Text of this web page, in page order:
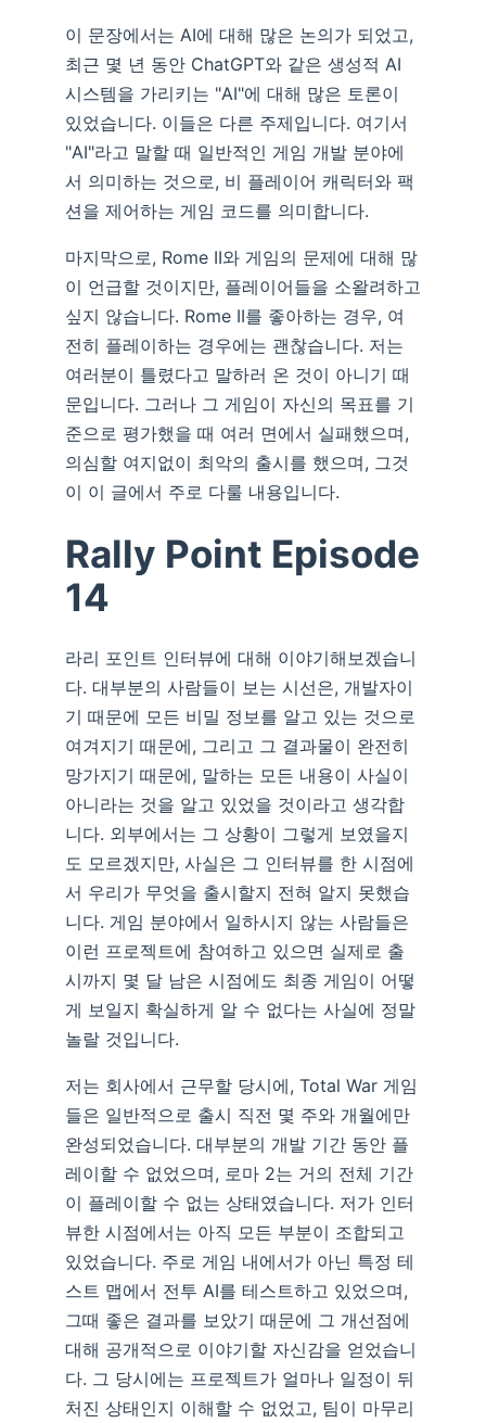
이 문장에서는 AI에 대해 많은 논의가 되었고,
최근 몇 년 동안 ChatGPT와 같은 생성적 AI
시스템을 가리키는 "AI"에 대해 많은 토론이
있었습니다. 이들은 다른 주제입니다. 여기서
"AI"라고 말할 때 일반적인 게임 개발 분야에
서 의미하는 것으로, 비 플레이어 캐릭터와 팩
션을 제어하는 게임 코드를 의미합니다.
마지막으로, Rome II와 게임의 문제에 대해 많
이 언급할 것이지만, 플레이어들을 소왈려하고
싶지 않습니다. Rome II를 좋아하는 경우, 여
전히 플레이하는 경우에는 괜찮습니다. 저는
여러분이 틀렸다고 말하러 온 것이 아니기 때
문입니다. 그러나 그 게임이 자신의 목표를 기
준으로 평가했을 때 여러 면에서 실패했으며,
의심할 여지없이 최악의 출시를 했으며, 그것
이 이 글에서 주로 다룰 내용입니다.
Rally Point Episode
14
라리 포인트 인터뷰에 대해 이야기해보겠습니
다. 대부분의 사람들이 보는 시선은, 개발자이
기 때문에 모든 비밀 정보를 알고 있는 것으로
여겨지기 때문에, 그리고 그 결과물이 완전히
망가지기 때문에, 말하는 모든 내용이 사실이
아니라는 것을 알고 있었을 것이라고 생각합
니다. 외부에서는 그 상황이 그렇게 보였을지
도 모르겠지만, 사실은 그 인터뷰를 한 시점에
서 우리가 무엇을 출시할지 전혀 알지 못했습
니다. 게임 분야에서 일하시지 않는 사람들은
이런 프로젝트에 참여하고 있으면 실제로 출
시까지 몇 달 남은 시점에도 최종 게임이 어떻
게 보일지 확실하게 알 수 없다는 사실에 정말
놀랄 것입니다.
저는 회사에서 근무할 당시에, Total War 게임
들은 일반적으로 출시 직전 몇 주와 개월에만
완성되었습니다. 대부분의 개발 기간 동안 플
레이할 수 없었으며, 로마 2는 거의 전체 기간
이 플레이할 수 없는 상태였습니다. 저가 인터
뷰한 시점에서는 아직 모든 부분이 조합되고
있었습니다. 주로 게임 내에서가 아닌 특정 테
스트 맵에서 전투 AI를 테스트하고 있었으며,
그때 좋은 결과를 보았기 때문에 그 개선점에
대해 공개적으로 이야기할 자신감을 얻었습니
다. 그 당시에는 프로젝트가 얼마나 일정이 뒤
처진 상태인지 이해할 수 없었고, 팀이 마무리